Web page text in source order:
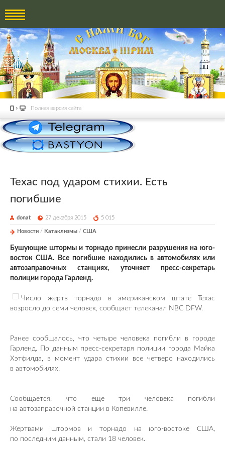
Полная версия сайта
Техас под ударом стихии. Есть
погибшие
donat 27 декабря 2015 5 015
Новости / Катаклизмы / США
Бушующие штормы и торнадо принесли разрушения на юго-
восток США. Все погибшие находились в автомобилях или
автозаправочных станциях, уточняет пресс-секретарь
полиции города Гарленд.
Число жертв торнадо в американском штате Техас
возросло до семи человек, сообщает телеканал NBC DFW.
Ранее сообщалось, что четыре человека погибли в городе
Гарленд. По данным пресс-секретаря полиции города Майка
Хэтфилда, в момент удара стихии все четверо находились
в автомобилях.
Сообщается, что еще три человека погибли
на автозаправочной станции в Копевилле.
Жертвами штормов и торнадо на юго-востоке США,
по последним данным, стали 18 человек.